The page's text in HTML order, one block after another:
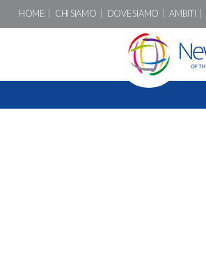
HOME CHI SIAMO DOVE SIAMO AMBITI